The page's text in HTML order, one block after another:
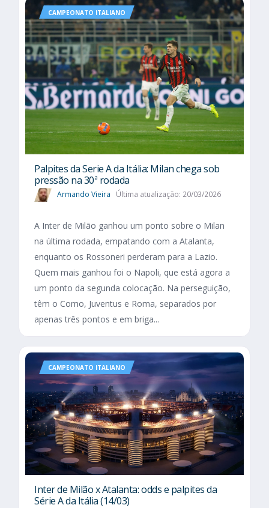
CAMPEONATO ITALIANO
Palpites da Serie A da Itália: Milan chega sob
pressão na 30ª rodada
Armando Vieira Última atualização: 20/03/2026
A Inter de Milão ganhou um ponto sobre o Milan
na última rodada, empatando com a Atalanta,
enquanto os Rossoneri perderam para a Lazio.
Quem mais ganhou foi o Napoli, que está agora a
um ponto da segunda colocação. Na perseguição,
têm o Como, Juventus e Roma, separados por
apenas três pontos e em briga...
CAMPEONATO ITALIANO
Inter de Milão x Atalanta: odds e palpites da
Série A da Itália (14/03)